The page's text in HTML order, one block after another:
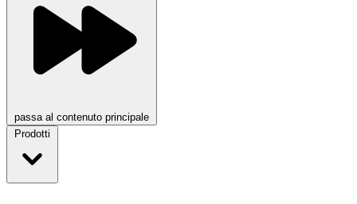
passa al contenuto principale
Prodotti